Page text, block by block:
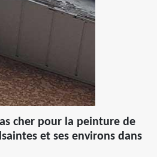
cher pour la peinture de
et ses environs dans